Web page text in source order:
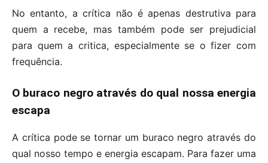
No entanto, a crítica não é apenas destrutiva para
quem a recebe, mas também pode ser prejudicial
para quem a critica, especialmente se o fizer com
frequência.
O buraco negro através do qual nossa energia
escapa
A crítica pode se tornar um buraco negro através do
qual nosso tempo e energia escapam. Para fazer uma